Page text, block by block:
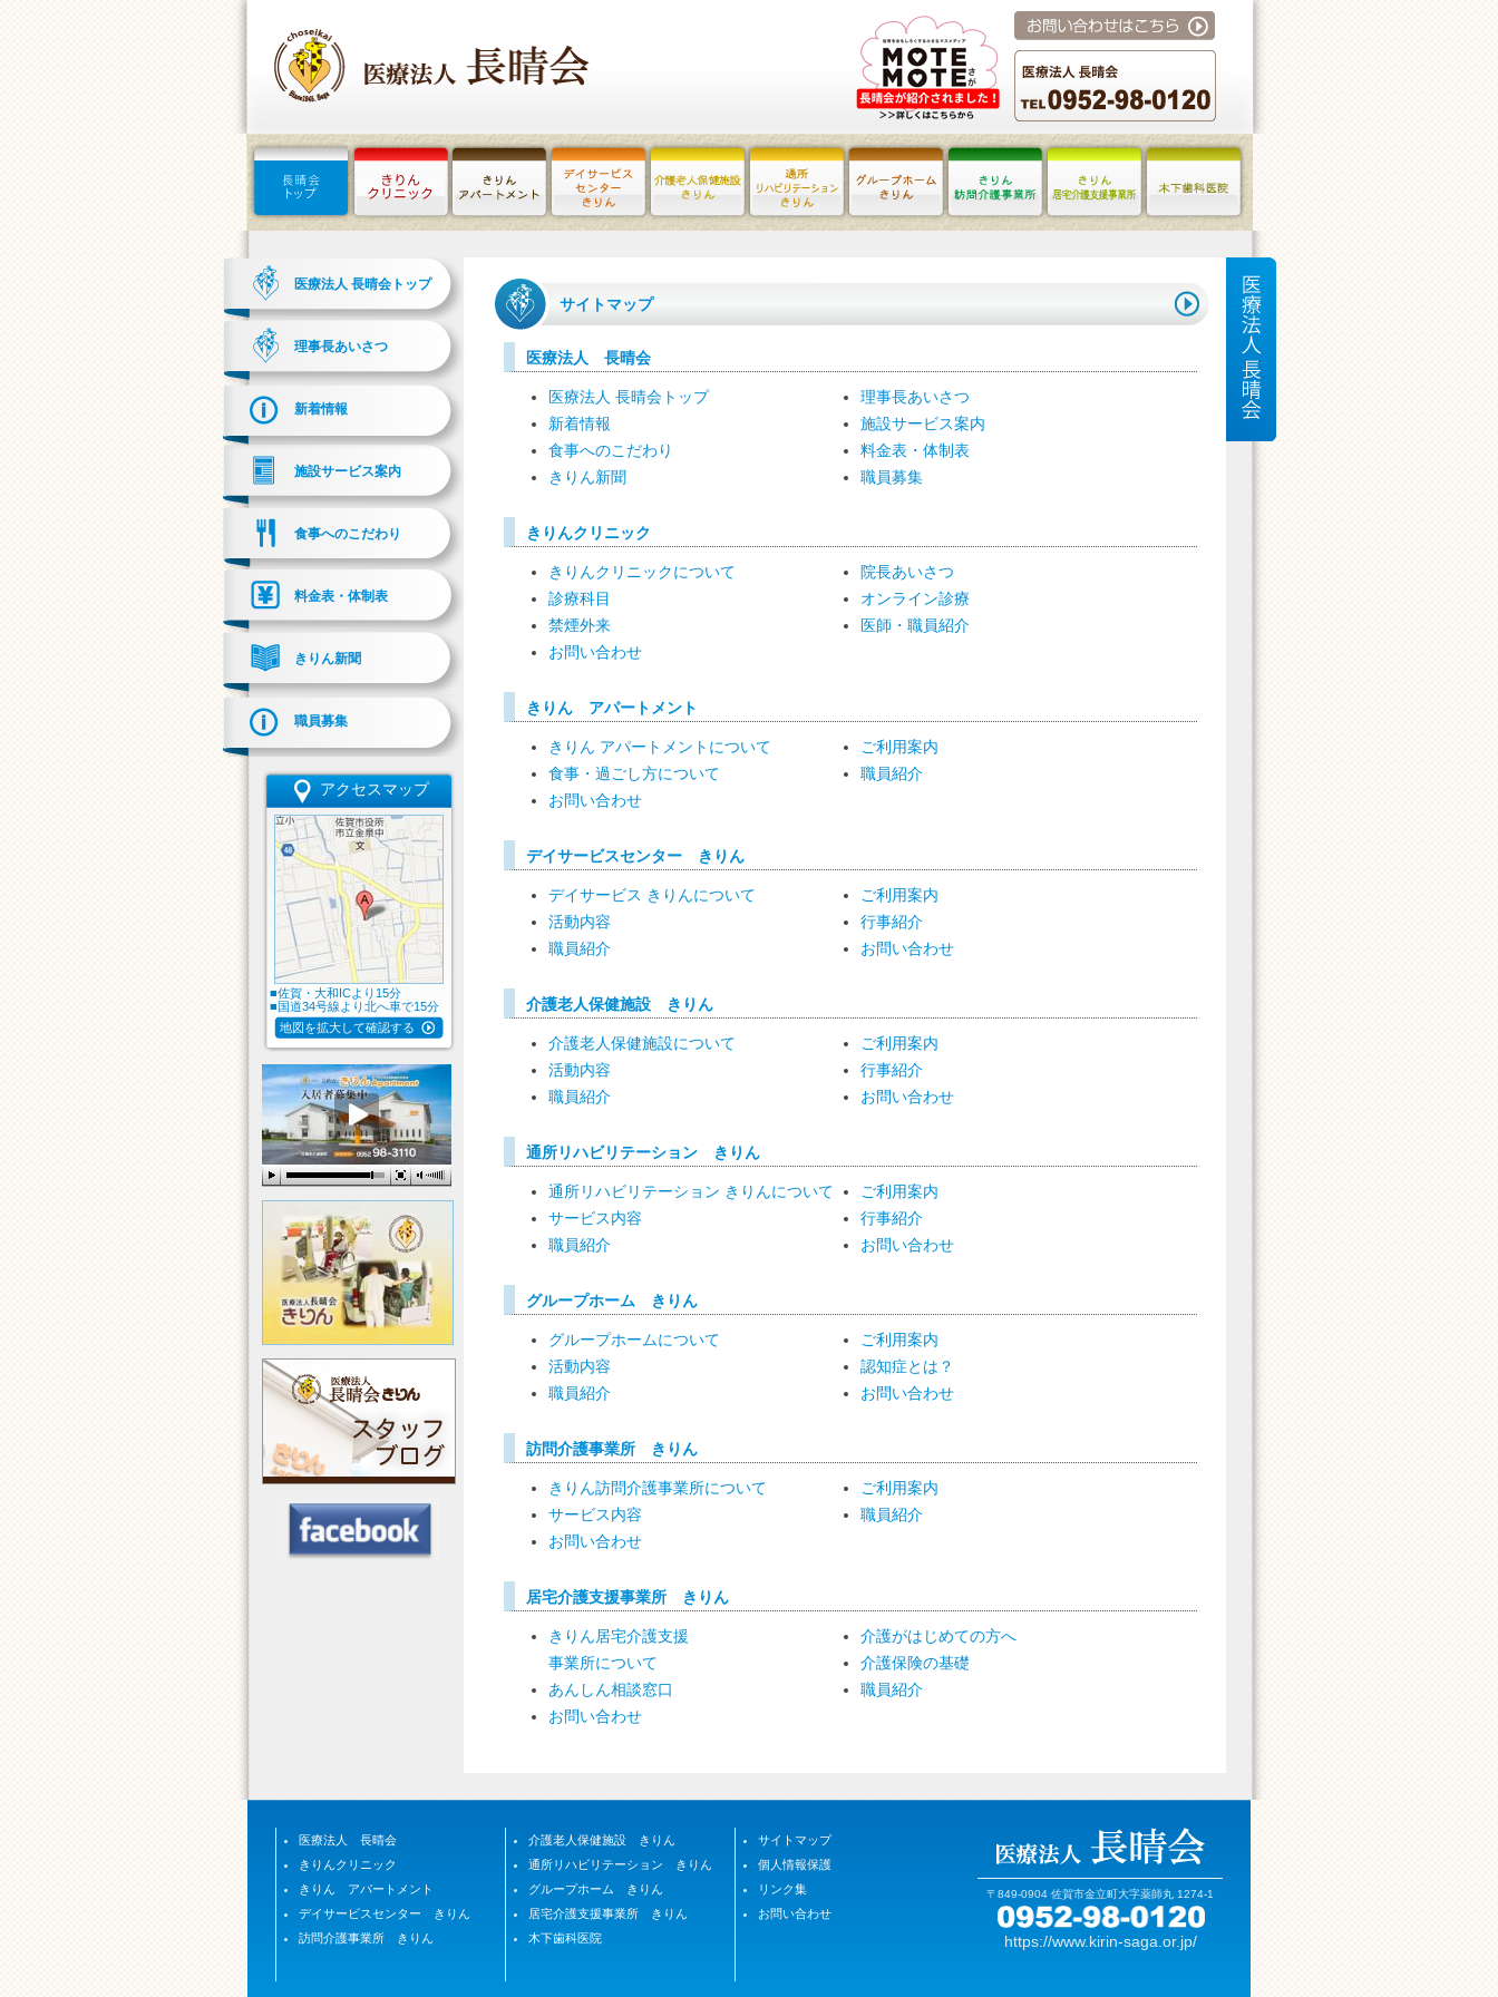
サイトマップ
医療法人 長晴会
医療法人 長晴会トップ
理事長あいさつ
新着情報
施設サービス案内
食事へのこだわり
料金表・体制表
きりん新聞
職員募集
きりんクリニック
きりんクリニックについて
院長あいさつ
診療科目
オンライン診療
禁煙外来
医師・職員紹介
お問い合わせ
きりん アパートメント
きりん アパートメントについて
ご利用案内
食事・過ごし方について
職員紹介
お問い合わせ
デイサービスセンター きりん
デイサービス きりんについて
ご利用案内
活動内容
行事紹介
職員紹介
お問い合わせ
介護老人保健施設 きりん
介護老人保健施設について
ご利用案内
活動内容
行事紹介
職員紹介
お問い合わせ
通所リハビリテーション きりん
通所リハビリテーション きりんについて
ご利用案内
サービス内容
行事紹介
職員紹介
お問い合わせ
グループホーム きりん
グループホームについて
ご利用案内
活動内容
認知症とは？
職員紹介
お問い合わせ
訪問介護事業所 きりん
きりん訪問介護事業所について
ご利用案内
サービス内容
職員紹介
お問い合わせ
居宅介護支援事業所 きりん
きりん居宅介護支援
事業所について
介護がはじめての方へ
介護保険の基礎
あんしん相談窓口
職員紹介
お問い合わせ
医療法人 長晴会トップ
理事長あいさつ
新着情報
施設サービス案内
食事へのこだわり
料金表・体制表
きりん新聞
職員募集
アクセスマップ
■佐賀・大和ICより15分
■国道34号線より北へ車で15分
地図を拡大して確認する
医療法人 長晴会
きりんクリニック
きりん アパートメント
デイサービスセンター きりん
訪問介護事業所 きりん
介護老人保健施設 きりん
通所リハビリテーション きりん
グループホーム きりん
居宅介護支援事業所 きりん
木下歯科医院
サイトマップ
個人情報保護
リンク集
お問い合わせ
〒849-0904 佐賀市金立町大字薬師丸 1274-1
https://www.kirin-saga.or.jp/